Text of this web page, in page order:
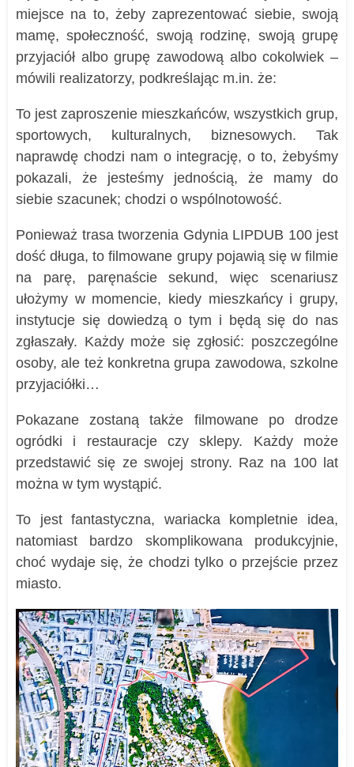
miejsce na to, żeby zaprezentować siebie, swoją
mamę, społeczność, swoją rodzinę, swoją grupę
przyjaciół albo grupę zawodową albo cokolwiek –
mówili realizatorzy, podkreślając m.in. że:
To jest zaproszenie mieszkańców, wszystkich grup,
sportowych, kulturalnych, biznesowych. Tak
naprawdę chodzi nam o integrację, o to, żebyśmy
pokazali, że jesteśmy jednością, że mamy do
siebie szacunek; chodzi o wspólnotowość.
Ponieważ trasa tworzenia Gdynia LIPDUB 100 jest
dość długa, to filmowane grupy pojawią się w filmie
na parę, paręnaście sekund, więc scenariusz
ułożymy w momencie, kiedy mieszkańcy i grupy,
instytucje się dowiedzą o tym i będą się do nas
zgłaszały. Każdy może się zgłosić: poszczególne
osoby, ale też konkretna grupa zawodowa, szkolne
przyjaciółki…
Pokazane zostaną także filmowane po drodze
ogródki i restauracje czy sklepy. Każdy może
przedstawić się ze swojej strony. Raz na 100 lat
można w tym wystąpić.
To jest fantastyczna, wariacka kompletnie idea,
natomiast bardzo skomplikowana produkcyjnie,
choć wydaje się, że chodzi tylko o przejście przez
miasto.